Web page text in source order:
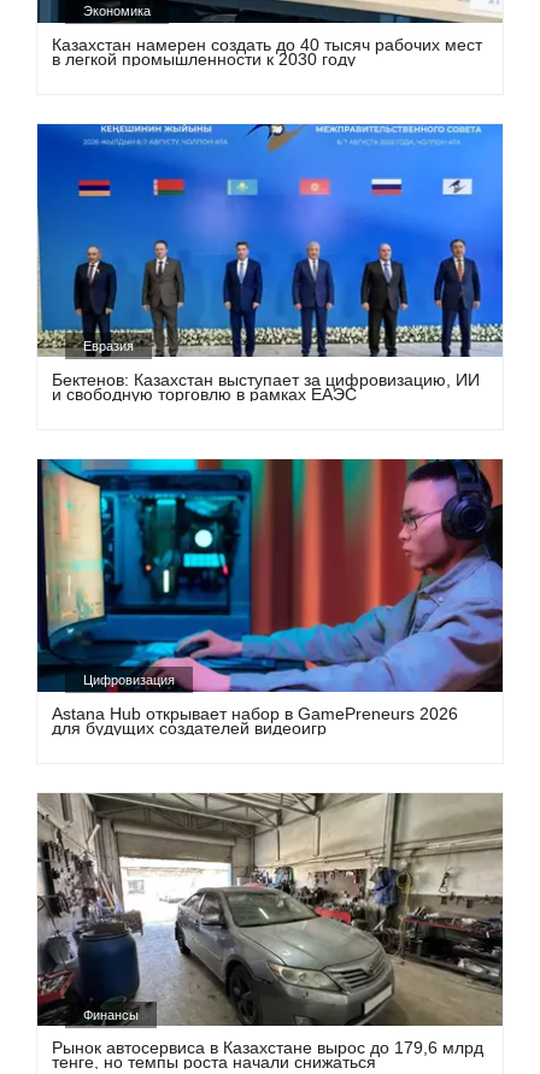
Экономика
Казахстан намерен создать до 40 тысяч рабочих мест
в легкой промышленности к 2030 году
Евразия
Бектенов: Казахстан выступает за цифровизацию, ИИ
и свободную торговлю в рамках ЕАЭС
Цифровизация
Astana Hub открывает набор в GamePreneurs 2026
для будущих создателей видеоигр
Финансы
Рынок автосервиса в Казахстане вырос до 179,6 млрд
тенге, но темпы роста начали снижаться